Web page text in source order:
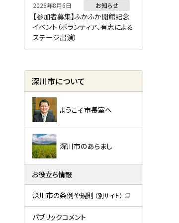
2026年8月6日 お知らせ
【参加者募集】ふかふか開館記念
イベント（ボランティア、有志による
ステージ出演）
深川市について
ようこそ市長室へ
深川市のあらまし
お役立ち情報
深川市の条例や規則 （別サイト）
新
パブリックコメント